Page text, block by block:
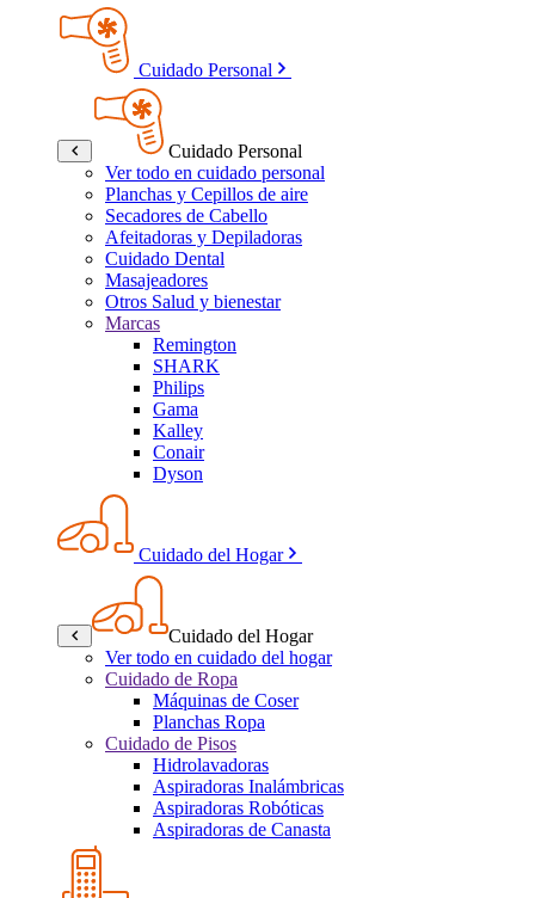
Cuidado Personal
Cuidado Personal
Ver todo en cuidado personal
Planchas y Cepillos de aire
Secadores de Cabello
Afeitadoras y Depiladoras
Cuidado Dental
Masajeadores
Otros Salud y bienestar
Marcas
Remington
SHARK
Philips
Gama
Kalley
Conair
Dyson
Cuidado del Hogar
Cuidado del Hogar
Ver todo en cuidado del hogar
Cuidado de Ropa
Máquinas de Coser
Planchas Ropa
Cuidado de Pisos
Hidrolavadoras
Aspiradoras Inalámbricas
Aspiradoras Robóticas
Aspiradoras de Canasta